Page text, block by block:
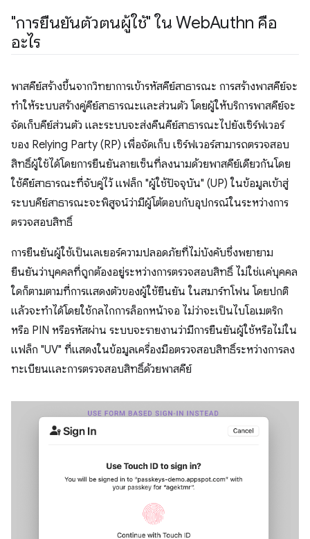
"การยืนยันตัวตนผู้ใช้" ใน WebAuthn คือ
อะไร
พาสคีย์สร้างขึ้นจากวิทยาการเข้ารหัสคีย์สาธารณะ การสร้างพาสคีย์จะ
ทำให้ระบบสร้างคู่คีย์สาธารณะและส่วนตัว โดยผู้ให้บริการพาสคีย์จะ
จัดเก็บคีย์ส่วนตัว และระบบจะส่งคืนคีย์สาธารณะไปยังเซิร์ฟเวอร์
ของ Relying Party (RP) เพื่อจัดเก็บ เซิร์ฟเวอร์สามารถตรวจสอบ
สิทธิ์ผู้ใช้ได้โดยการยืนยันลายเซ็นที่ลงนามด้วยพาสคีย์เดียวกันโดย
ใช้คีย์สาธารณะที่จับคู่ไว้ แฟล็ก "ผู้ใช้ปัจจุบัน" (UP) ในข้อมูลเข้าสู่
ระบบคีย์สาธารณะจะพิสูจน์ว่ามีผู้โต้ตอบกับอุปกรณ์ในระหว่างการ
ตรวจสอบสิทธิ์
การยืนยันผู้ใช้เป็นเลเยอร์ความปลอดภัยที่ไม่บังคับซึ่งพยายาม
ยืนยันว่าบุคคลที่ถูกต้องอยู่ระหว่างการตรวจสอบสิทธิ์ ไม่ใช่แค่บุคคล
ใดก็ตามตามที่การแสดงตัวของผู้ใช้ยืนยัน ในสมาร์ทโฟน โดยปกติ
แล้วจะทำได้โดยใช้กลไกการล็อกหน้าจอ ไม่ว่าจะเป็นไบโอเมตริก
หรือ PIN หรือรหัสผ่าน ระบบจะรายงานว่ามีการยืนยันผู้ใช้หรือไม่ใน
แฟล็ก "UV" ที่แสดงในข้อมูลเครื่องมือตรวจสอบสิทธิ์ระหว่างการลง
ทะเบียนและการตรวจสอบสิทธิ์ด้วยพาสคีย์